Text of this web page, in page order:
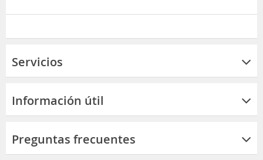
Servicios
Información útil
Preguntas frecuentes